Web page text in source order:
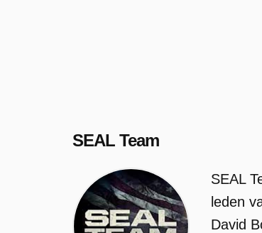
SEAL Team
SEAL
leden
David